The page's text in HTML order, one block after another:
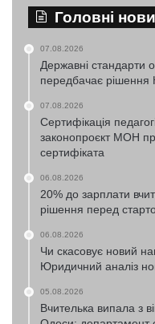
Головні
07.08.2026
Державні стандарти
передбачає рішення
07.08.2026
Сертифікація
законопроєкт МОН
сертифіката
06.08.2026
20% до зарплати
рішення перед
06.08.2026
Чи скасовує новий
Юридичний аналіз
05.08.2026
Вчителька випала з